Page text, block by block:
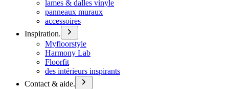
lames & dalles vinyle
panneaux muraux
accessoires
Inspiration.
Myfloorstyle
Harmony Lab
Floorfit
des intérieurs inspirants
Contact & aide.